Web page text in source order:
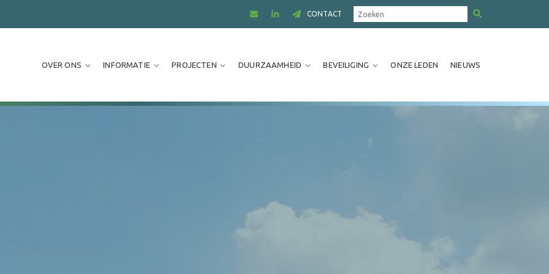
CONTACT
OVER ONS INFORMATIE PROJECTEN DUURZAAMHEID BEVEILIGING ONZE LEDEN NIEUWS